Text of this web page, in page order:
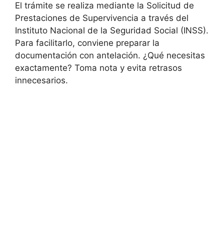
El trámite se realiza mediante la Solicitud de
Prestaciones de Supervivencia a través del
Instituto Nacional de la Seguridad Social (INSS).
Para facilitarlo, conviene preparar la
documentación con antelación. ¿Qué necesitas
exactamente? Toma nota y evita retrasos
innecesarios.